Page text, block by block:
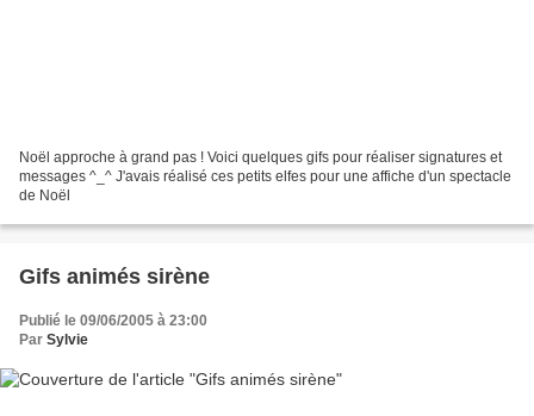
Noël approche à grand pas ! Voici quelques gifs pour réaliser signatures et
messages ^_^ J'avais réalisé ces petits elfes pour une affiche d'un spectacle
de Noël
Gifs animés sirène
Publié le 09/06/2005 à 23:00
Par Sylvie